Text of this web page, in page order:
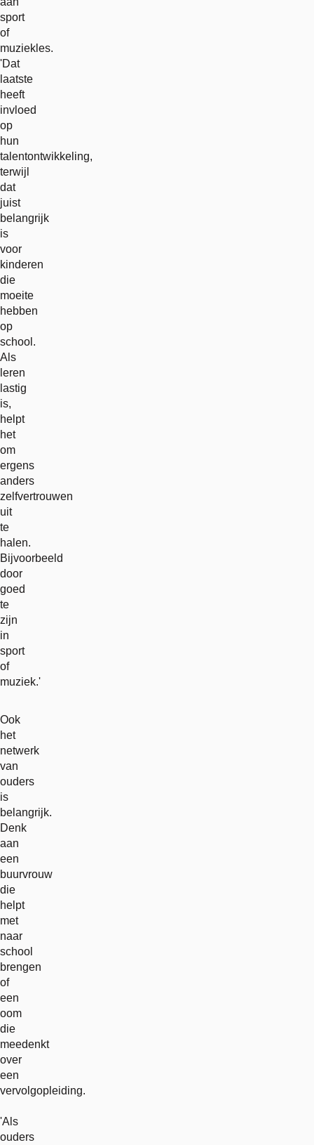
sport
of
muziekles.
'Dat
laatste
heeft
invloed
op
hun
talentontwikkeling,
terwijl
dat
juist
belangrijk
is
voor
kinderen
die
moeite
hebben
op
school.
Als
leren
lastig
is,
helpt
het
om
ergens
anders
zelfvertrouwen
uit
te
halen.
Bijvoorbeeld
door
goed
te
zijn
in
sport
of
muziek.'
Ook
het
netwerk
van
ouders
is
belangrijk.
Denk
aan
een
buurvrouw
die
helpt
met
naar
school
brengen
of
een
oom
die
meedenkt
over
een
vervolgopleiding.
'Als
ouders